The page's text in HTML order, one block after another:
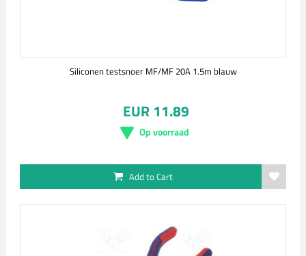
Siliconen testsnoer MF/MF 20A 1.5m blauw
EUR 11.89
Op voorraad
Add to Cart